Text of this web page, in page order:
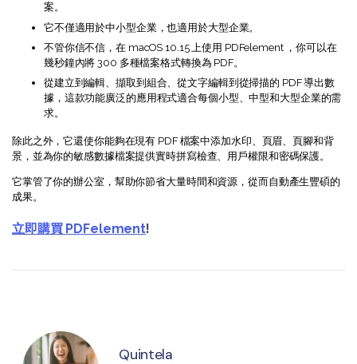
案。
它不僅適用於中小型企業，也適用於大型企業。
不管你信不信，在 macOS 10.15 上使用 PDFelement ，你可以在
幾秒鐘內將 300 多種檔案格式轉換為 PDF。
從建立到編輯、擷取到組合、從文字編輯到從掃描的 PDF 導出數
據，這款功能廣泛的應用程式適合每個小型、中型和大型企業的需
求。
除此之外，它還使你能夠在現有 PDF 檔案中添加水印、頁眉、頁腳和背
景，並為你的敏感數據檔案提供實時拼寫檢查、用戶權限和密碼保護。
它掌管了你的辦公室，幫助你節省大量時間和資源，從而自動產生豐碩的
成果。
立即購買 PDFelement!
Quintela